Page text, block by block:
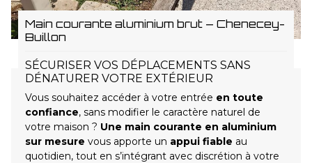
Main courante aluminium brut – Chenecey-
Buillon
SÉCURISER VOS DÉPLACEMENTS SANS
DÉNATURER VOTRE EXTÉRIEUR
Vous souhaitez accéder à votre entrée en toute
confiance, sans modifier le caractère naturel de
votre maison ? Une main courante en aluminium
sur mesure vous apporte un appui fiable au
quotidien, tout en s’intégrant avec discrétion à votre